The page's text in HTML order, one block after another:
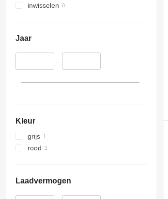
inwisselen
Jaar
–
Kleur
grijs
rood
Laadvermogen